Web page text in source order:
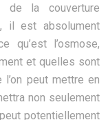
de la couverture
il est absolument
qu’est l’osmose,
et quelles sont
peut mettre en
non seulement
potentiellement